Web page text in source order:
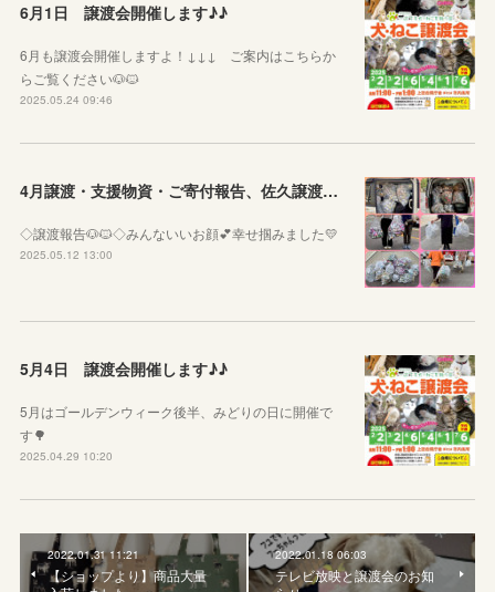
6月1日 譲渡会開催します♪♪
6月も譲渡会開催しますよ！↓↓↓ ご案内はこちらか
らご覧ください🐶🐱
2025.05.24 09:46
4月譲渡・支援物資・ご寄付報告、佐久譲渡会のお知らせ♪♪
◇譲渡報告🐶🐱◇みんないいお顔💕幸せ掴みました💛
2025.05.12 13:00
5月4日 譲渡会開催します♪♪
5月はゴールデンウィーク後半、みどりの日に開催で
す🌳
2025.04.29 10:20
2022.01.31 11:21
【ショップより】商品大量
2022.01.18 06:03
テレビ放映と譲渡会のお知